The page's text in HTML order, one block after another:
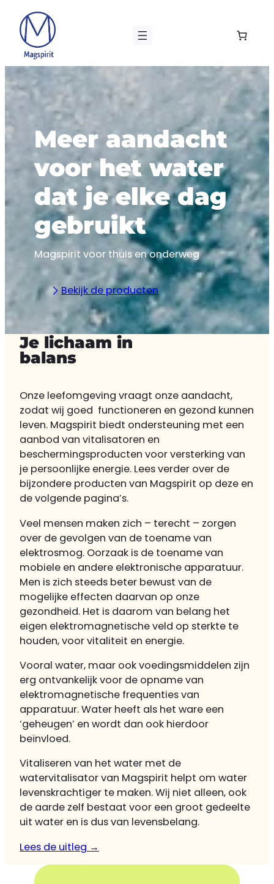
naar
inhoud
Meer aandacht
voor het water
dat je elke dag
gebruikt
Magspirit voor thuis en onderweg
Bekijk de producten
Je lichaam in
balans
Onze leefomgeving vraagt onze aandacht,
zodat wij goed functioneren en gezond kunnen
leven. Magspirit biedt ondersteuning met een
aanbod van vitalisatoren en
beschermingsproducten voor versterking van
je persoonlijke energie. Lees verder over de
bijzondere producten van Magspirit op deze en
de volgende pagina’s.
Veel mensen maken zich – terecht – zorgen
over de gevolgen van de toename van
elektrosmog. Oorzaak is de toename van
mobiele en andere elektronische apparatuur.
Men is zich steeds beter bewust van de
mogelijke effecten daarvan op onze
gezondheid. Het is daarom van belang het
eigen elektromagnetische veld op sterkte te
houden, voor vitaliteit en energie.
Vooral water, maar ook voedingsmiddelen zijn
erg ontvankelijk voor de opname van
elektromagnetische frequenties van
apparatuur. Water heeft als het ware een
‘geheugen’ en wordt dan ook hierdoor
beïnvloed.
Vitaliseren van het water met de
watervitalisator van Magspirit helpt om water
levenskrachtiger te maken. Wij niet alleen, ook
de aarde zelf bestaat voor een groot gedeelte
uit water en is dus van levensbelang.
Lees de uitleg →